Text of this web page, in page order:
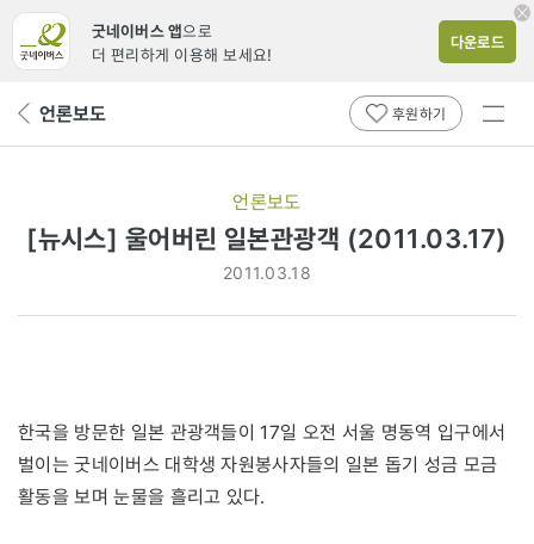
굿네이버스 앱으로
더 편리하게 이용해 보세요!
다운로드
뒤 언론보도 후원하기
전체
언론보도
[뉴시스] 울어버린 일본관광객 (2011.03.17)
2011.03.18
한국을 방문한 일본 관광객들이 17일 오전 서울 명동역 입구에서
벌이는 굿네이버스 대학생 자원봉사자들의 일본 돕기 성금 모금
활동을 보며 눈물을 흘리고 있다.